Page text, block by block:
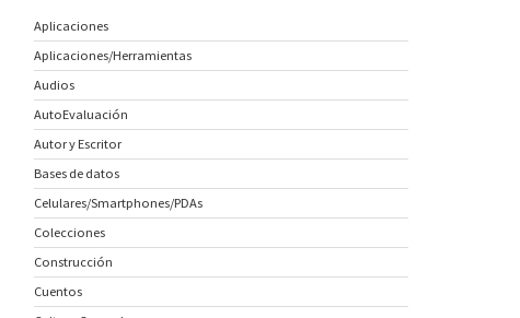
Aplicaciones
Aplicaciones/Herramientas
Audios
AutoEvaluación
Autor y Escritor
Bases de datos
Celulares/Smartphones/PDAs
Colecciones
Construcción
Cuentos